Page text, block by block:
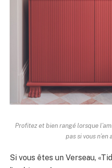
Profitez et bien rangé lorsque
pas si vous n’en
Si vous êtes un Verseau,